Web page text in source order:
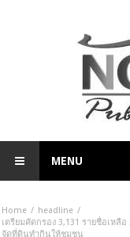
MENU
Home
headline
เตรียมคัดกรอง 3,131 รายชื่อเห
จัดที่ดินทำกินให้ชุมชน